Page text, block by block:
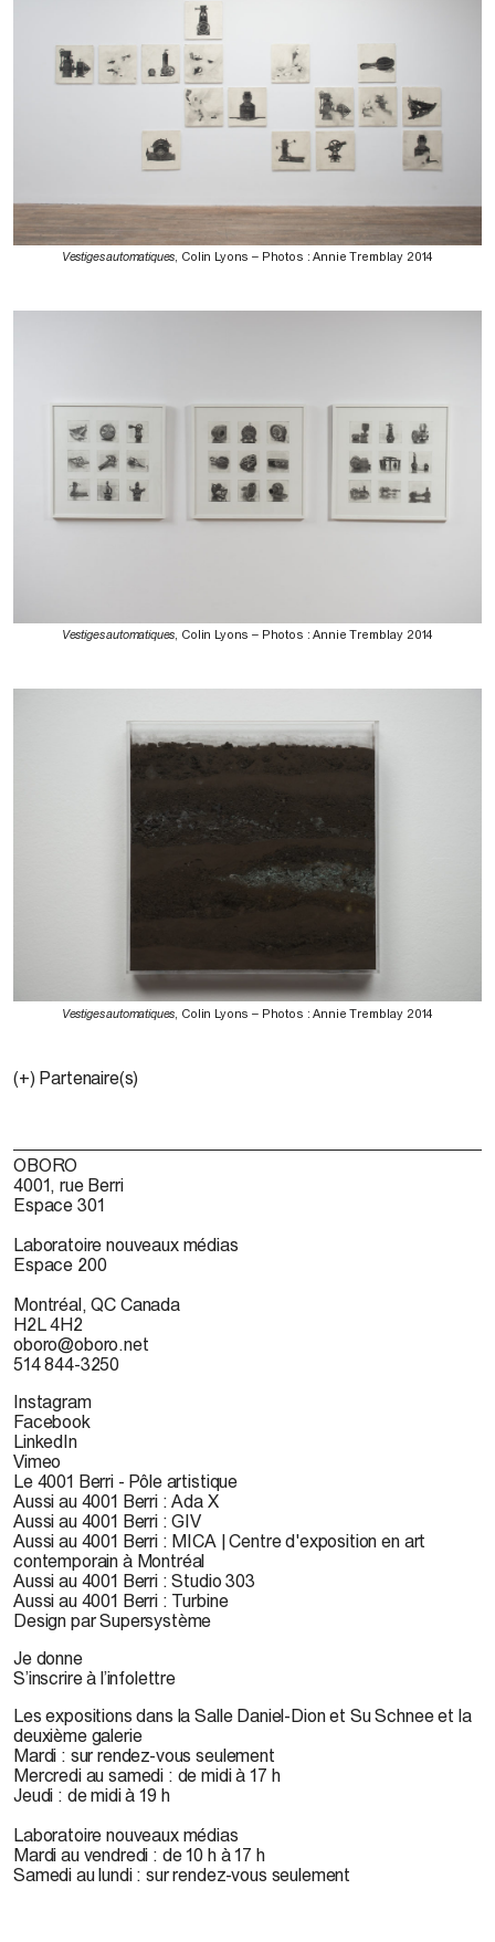
Vestiges automatiques , Colin Lyons – Photos : Annie Tremblay 2014
Vestiges automatiques, Colin Lyons – Photos : Annie Tremblay 2014
Vestiges automatiques , Colin Lyons – Photos : Annie Tremblay 2014
(+) Partenaire(s)
OBORO
4001, rue Berri
Espace 301
Laboratoire nouveaux médias
Espace 200
Montréal, QC Canada
H2L 4H2
oboro@oboro.net
514 844-3250
Instagram
Facebook
LinkedIn
Vimeo
Le 4001 Berri - Pôle artistique
Aussi au 4001 Berri : Ada X
Aussi au 4001 Berri : GIV
Aussi au 4001 Berri : MICA | Centre d'exposition en art
contemporain à Montréal
Aussi au 4001 Berri : Studio 303
Aussi au 4001 Berri : Turbine
Design par Supersystème
Je donne
S’inscrire à l’infolettre
Les expositions dans la Salle Daniel-Dion et Su Schnee et la
deuxième galerie
Mardi : sur rendez-vous seulement
Mercredi au samedi : de midi à 17 h
Jeudi : de midi à 19 h
Laboratoire nouveaux médias
Mardi au vendredi : de 10 h à 17 h
Samedi au lundi : sur rendez-vous seulement